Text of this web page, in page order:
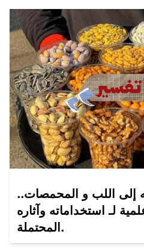
إلى اللب و المحمصات..
لـ استخداماته وآثاره
المحتملة.